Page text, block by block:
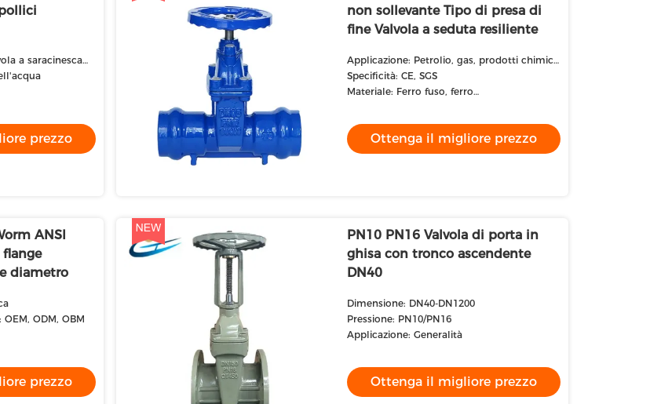
a saracinesca
prezzo
non sollevante Tipo di presa di
fine Valvola a seduta resiliente
Applicazione: Petrolio, gas, prodotti chimici,
acqua, vapore
Specificità: CE, SGS
Materiale: Ferro fuso, ferro
Ottenga il migliore prezzo
ANSI
diametro
ODM, OBM
prezzo
PN10 PN16 Valvola di porta in
ghisa con tronco ascendente
DN40
Dimensione: DN40-DN1200
Pressione: PN10/PN16
Applicazione: Generalità
Ottenga il migliore prezzo